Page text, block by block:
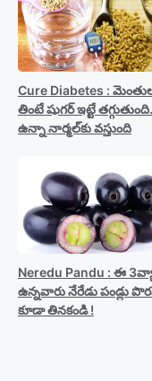
Cure Diabetes :
తింటే షుగర్ ఇట్టే
ఉన్నా నార్మల్‍కు వస్తుంది
Neredu Pandu : ఈ
ఉన్నవారు నేరేడు పండ్లు
కూడా తినకండి !